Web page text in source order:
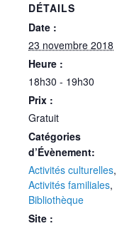
DÉTAILS
Date :
23 novembre 2018
Heure :
18h30 - 19h30
Prix :
Gratuit
Catégories
d’Évènement:
Activités culturelles,
Activités familiales,
Bibliothèque
Site :